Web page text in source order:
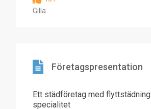
Gilla
Företagspresentation
Ett städföretag med
specialitet